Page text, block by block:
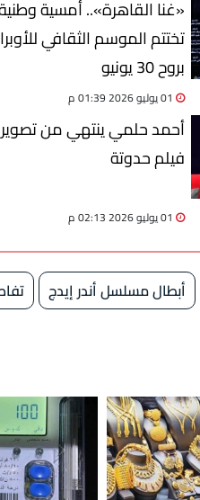
«غنا القاهرة».. أمسية
تختتم الموسم الثقافي للأوبرا
بروح 30 يونيو
أحمد حلمي ينتهي من تصوير
فيلم حدوتة
أبطال مسلسل أندر إيدج